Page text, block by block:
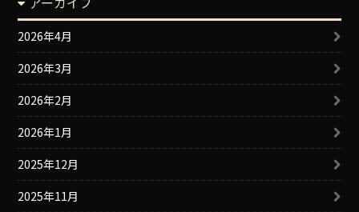
2026年4月
2026年3月
2026年2月
2026年1月
2025年12月
2025年11月